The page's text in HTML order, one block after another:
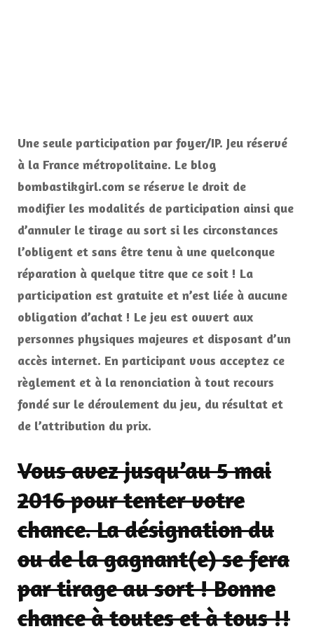
Une seule participation par foyer/IP. Jeu réservé
à la France métropolitaine. Le blog
bombastikgirl.com se réserve le droit de
modifier les modalités de participation ainsi que
d’annuler le tirage au sort si les circonstances
l’obligent et sans être tenu à une quelconque
réparation à quelque titre que ce soit ! La
participation est gratuite et n’est liée à aucune
obligation d’achat ! Le jeu est ouvert aux
personnes physiques majeures et disposant d’un
accès internet. En participant vous acceptez ce
règlement et à la renonciation à tout recours
fondé sur le déroulement du jeu, du résultat et
de l’attribution du prix.
Vous avez jusqu’au 5 mai
2016 pour tenter votre
chance. La désignation du
ou de la gagnant(e) se fera
par tirage au sort ! Bonne
chance à toutes et à tous !!